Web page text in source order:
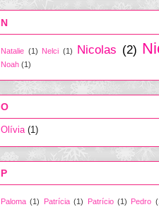
N
Natalie (1) Nelci (1) Nicolas (2)
Noah (1)
O
Olívia (1)
P
Paloma (1) Patrícia (1) Patrício (1) Pedro